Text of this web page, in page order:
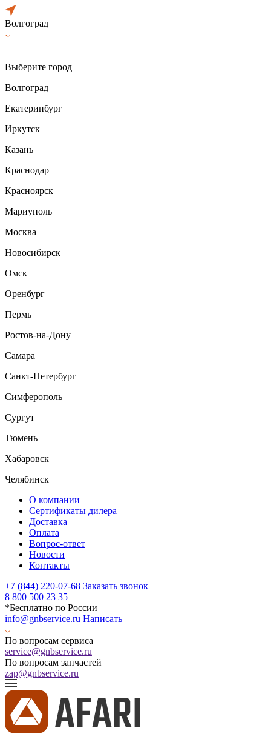
Волгоград
Выберите город
Волгоград
Екатеринбург
Иркутск
Казань
Краснодар
Красноярск
Мариуполь
Москва
Новосибирск
Омск
Оренбург
Пермь
Ростов-на-Дону
Самара
Санкт-Петербург
Симферополь
Сургут
Тюмень
Хабаровск
Челябинск
О компании
Сертификаты дилера
Доставка
Оплата
Вопрос-ответ
Новости
Контакты
+7 (844) 220-07-68 Заказать звонок
8 800 500 23 35
*Бесплатно по России
info@gnbservice.ru Написать
По вопросам сервиса
service@gnbservice.ru
По вопросам запчастей
zap@gnbservice.ru